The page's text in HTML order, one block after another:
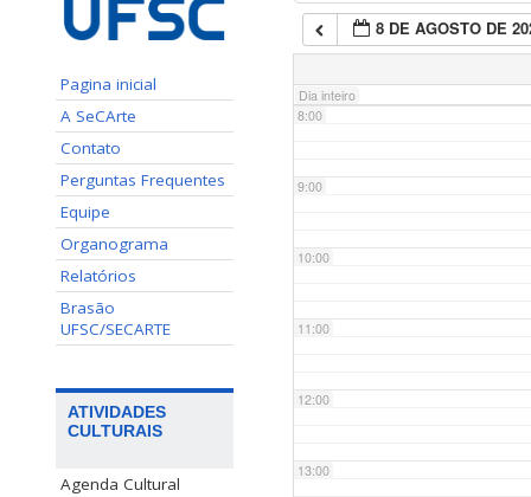
Pagina inicial
A SeCArte
Contato
Perguntas Frequentes
Equipe
Organograma
Relatórios
Brasão
UFSC/SECARTE
ATIVIDADES
CULTURAIS
Agenda Cultural
8 DE AGOSTO DE
Dia inteiro
7:00
8:00
9:00
10:00
11:00
12:00
13:00